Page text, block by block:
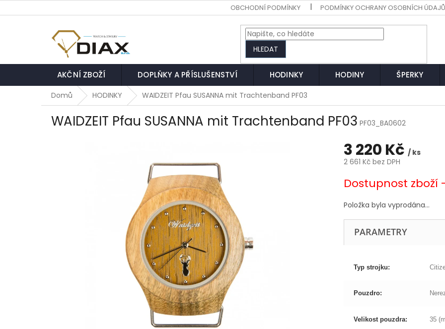
na
OBCHODNÍ PODMÍNKY PODMÍNKY OCHRANY OSOBNÍCH ÚDAJŮ
HLEDAT
AKČNÍ ZBOŽÍ DOPLŇKY A PŘÍSLUŠENSTVÍ HODINKY HODINY ŠPERKY
Domů HODINKY WAIDZEIT Pfau SUSANNA mit Trachtenband PF03
WAIDZEIT Pfau SUSANNA mit Trachtenband PF03 PF03_BA0602
3 220 Kč / ks
2 661 Kč bez DPH
cena:
Dostupnost zboží
Položka byla vyprodána…
PARAMETRY
Typ strojku:
Pouzdro:
Velikost pouzdra: 35